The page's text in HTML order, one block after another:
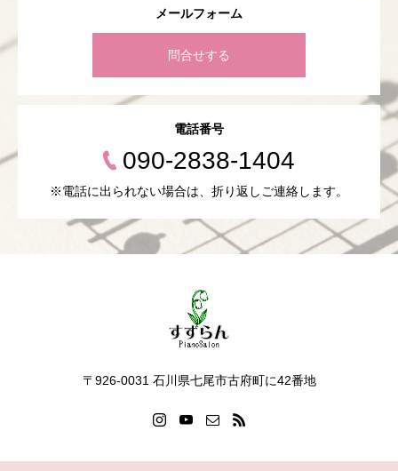
メールフォーム
問合せする
電話番号
090-2838-1404
※電話に出られない場合は、折り返しご連絡します。
〒926-0031 石川県七尾市古府町に42番地